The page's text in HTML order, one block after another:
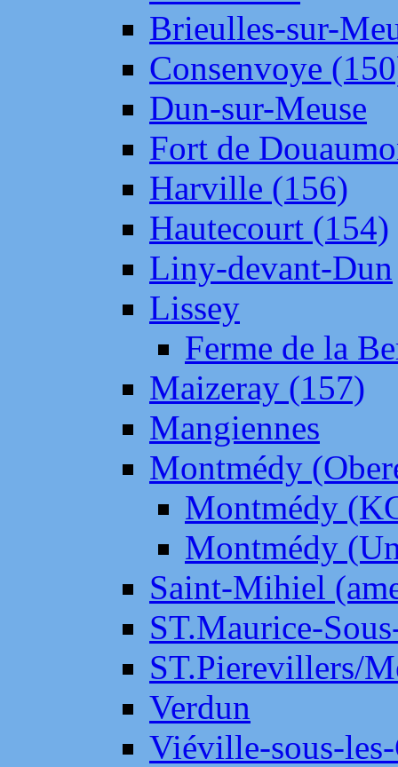
Brieulles-sur-
Consenvoye
Dun-sur-Meuse
Fort de
Harville (156)
Hautecourt (154)
Liny-devant-Dun
Lissey
Ferme de la
Maizeray (157)
Mangiennes
Montmédy
Montmédy
Montmédy
Saint-Mihiel
ST.Maurice-
ST.Pierevillers/
Verdun
Viéville-sous-